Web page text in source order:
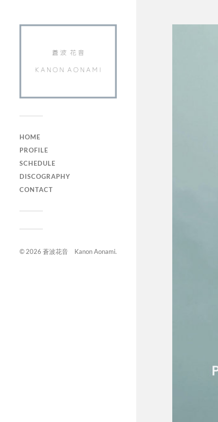
HOME
PROFILE
SCHEDULE
DISCOGRAPHY
CONTACT
© 2026 蒼波花音 Kanon Aonami.